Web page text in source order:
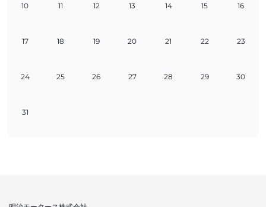
10 11 12 13 14 15 16
17 18 19 20 21 22 23
24 25 26 27 28 29 30
31